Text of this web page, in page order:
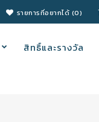
รายการที่อยากได้ (0)
สิทธิ์และรางวัล